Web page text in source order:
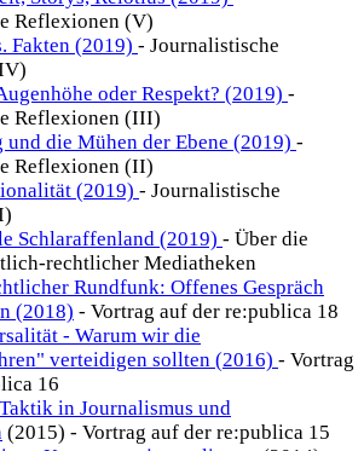
Reflexionen (V)
Fakten (2019) - Journalistische
oder Respekt? (2019) -
Reflexionen (III)
und die Mühen der Ebene (2019) -
Reflexionen (II)
(2019) - Journalistische
Schlaraffenland (2019) - Über die
rechtlicher Mediatheken
Rundfunk: Offenes Gespräch
(2018) - Vortrag auf der re:publica 18
- Warum wir die
verteidigen sollten (2016) - Vortrag
16
in Journalismus und
(2015) - Vortrag auf der re:publica 15